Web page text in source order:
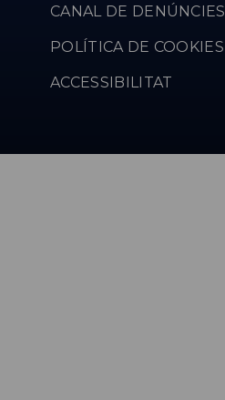
CANAL DE DENÚNCIES
POLÍTICA DE COOKIES
ACCESSIBILITAT